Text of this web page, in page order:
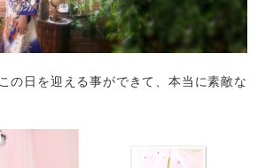
の日を迎える事ができて、本当に素敵な